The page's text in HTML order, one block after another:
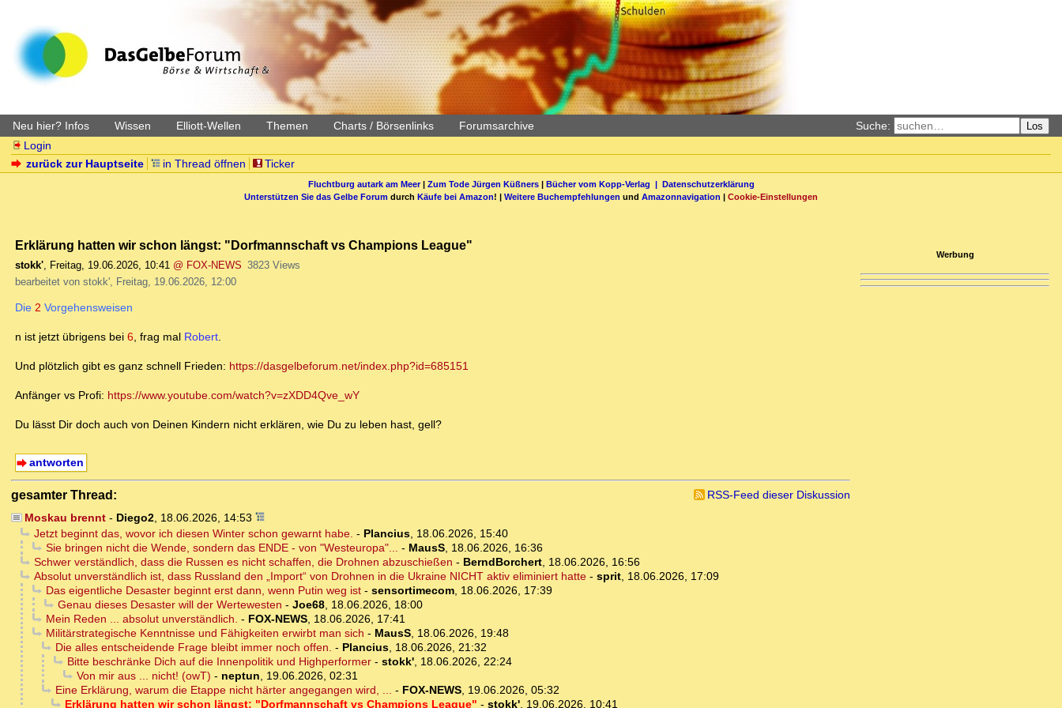
Neu hier? Infos Wissen Elliott-Wellen Themen Charts / Börsenlinks Forumsarchive Suche: Los
Login
zurück zur Hauptseite
in Thread öffnen Ticker
Fluchtburg autark am Meer| Zum Tode Jürgen Küßners| Bücher vom Kopp-Verlag | Datenschutzerklärung
Unterstützen Sie das Gelbe Forum durch Käufe bei Amazon! | Weitere Buchempfehlungen und Amazonnavigation | Cookie-Einstellungen
Erklärung hatten wir schon längst: "Dorfmannschaft vs Champions League"
stokk', Freitag, 19.06.2026, 10:41 @ FOX-NEWS 3823 Views
bearbeitet von stokk', Freitag, 19.06.2026, 12:00
Die 2 Vorgehensweisen
n ist jetzt übrigens bei 6, frag mal Robert.
Und plötzlich gibt es ganz schnell Frieden: https://dasgelbeforum.net/index.php?id=685151
Anfänger vs Profi: https://www.youtube.com/watch?v=zXDD4Qve_wY
Du lässt Dir doch auch von Deinen Kindern nicht erklären, wie Du zu leben hast, gell?
antworten
gesamter Thread:
RSS-Feed dieser Diskussion
Moskau brennt- Diego2, 18.06.2026, 14:53
Jetzt beginnt das, wovor ich diesen Winter schon gewarnt habe. - Plancius, 18.06.2026, 15:40
Sie bringen nicht die Wende, sondern das ENDE - von "Westeuropa"... - MausS, 18.06.2026, 16:36
Schwer verständlich, dass die Russen es nicht schaffen, die Drohnen abzuschießen - BerndBorchert, 18.06.2026, 16:56
Absolut unverständlich ist, dass Russland den „Import“ von Drohnen in die Ukraine NICHT aktiv eliminiert hatte- sprit, 18.06.2026, 17:09
Das eigentliche Desaster beginnt erst dann, wenn Putin weg ist- sensortimecom, 18.06.2026, 17:39
Genau dieses Desaster will der Wertewesten - Joe68, 18.06.2026, 18:00
Mein Reden ... absolut unverständlich. - FOX-NEWS, 18.06.2026, 17:41
Militärstrategische Kenntnisse und Fähigkeiten erwirbt man sich - MausS, 18.06.2026, 19:48
Die alles entscheidende Frage bleibt immer noch offen. - Plancius, 18.06.2026, 21:32
Bitte beschränke Dich auf die Innenpolitik und Highperformer- stokk', 18.06.2026, 22:24
Von mir aus ... nicht! (owT) - neptun, 19.06.2026, 02:31
Eine Erklärung, warum die Etappe nicht härter angegangen wird, ... - FOX-NEWS, 19.06.2026, 05:32
Erklärung hatten wir schon längst: "Dorfmannschaft vs Champions League" - stokk', 19.06.2026, 10:41
Werbung